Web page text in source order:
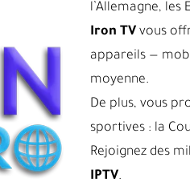
l’Allemagne, les
Iron TVvous
appareils —
moyenne.
De plus, vous
sportives : la
Rejoignez des
IPTV.